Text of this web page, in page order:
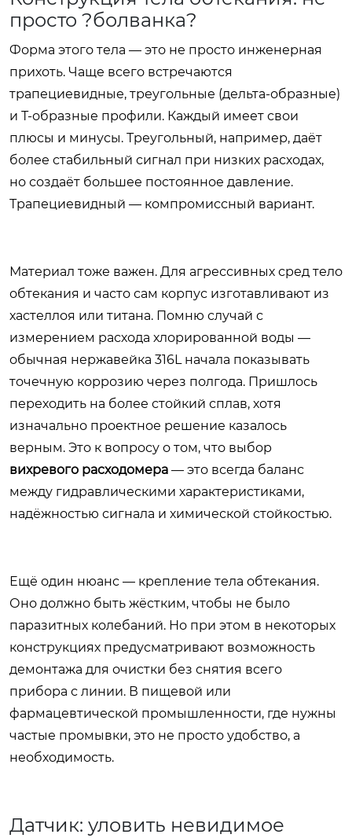
просто ?болванка?
Форма этого тела — это не просто инженерная
прихоть. Чаще всего встречаются
трапециевидные, треугольные (дельта-образные)
и Т-образные профили. Каждый имеет свои
плюсы и минусы. Треугольный, например, даёт
более стабильный сигнал при низких расходах,
но создаёт большее постоянное давление.
Трапециевидный — компромиссный вариант.
Материал тоже важен. Для агрессивных сред тело
обтекания и часто сам корпус изготавливают из
хастеллоя или титана. Помню случай с
измерением расхода хлорированной воды —
обычная нержавейка 316L начала показывать
точечную коррозию через полгода. Пришлось
переходить на более стойкий сплав, хотя
изначально проектное решение казалось
верным. Это к вопросу о том, что выбор
вихревого расходомера — это всегда баланс
между гидравлическими характеристиками,
надёжностью сигнала и химической стойкостью.
Ещё один нюанс — крепление тела обтекания.
Оно должно быть жёстким, чтобы не было
паразитных колебаний. Но при этом в некоторых
конструкциях предусматривают возможность
демонтажа для очистки без снятия всего
прибора с линии. В пищевой или
фармацевтической промышленности, где нужны
частые промывки, это не просто удобство, а
необходимость.
Датчик: уловить невидимое